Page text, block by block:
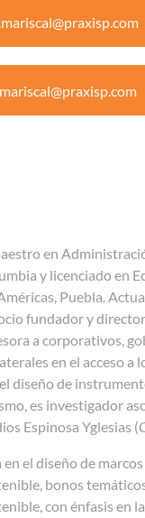
en
y licenciado en
Puebla.
fundador y
a corporativos,
en el acceso a
diseño de
es investigador
Espinosa Yglesias
el diseño de
bonos
con énfasis en